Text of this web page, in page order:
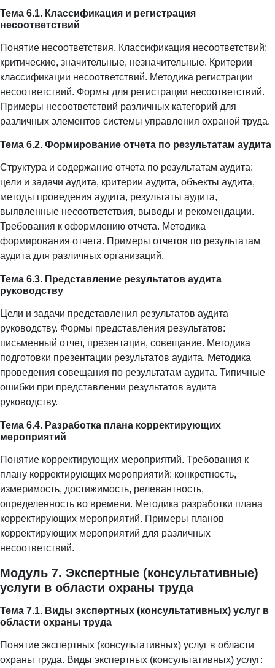
Тема 6.1. Классификация и регистрация
несоответствий
Понятие несоответствия. Классификация несоответствий:
критические, значительные, незначительные. Критерии
классификации несоответствий. Методика регистрации
несоответствий. Формы для регистрации несоответствий.
Примеры несоответствий различных категорий для
различных элементов системы управления охраной труда.
Тема 6.2. Формирование отчета по результатам аудита
Структура и содержание отчета по результатам аудита:
цели и задачи аудита, критерии аудита, объекты аудита,
методы проведения аудита, результаты аудита,
выявленные несоответствия, выводы и рекомендации.
Требования к оформлению отчета. Методика
формирования отчета. Примеры отчетов по результатам
аудита для различных организаций.
Тема 6.3. Представление результатов аудита
руководству
Цели и задачи представления результатов аудита
руководству. Формы представления результатов:
письменный отчет, презентация, совещание. Методика
подготовки презентации результатов аудита. Методика
проведения совещания по результатам аудита. Типичные
ошибки при представлении результатов аудита
руководству.
Тема 6.4. Разработка плана корректирующих
мероприятий
Понятие корректирующих мероприятий. Требования к
плану корректирующих мероприятий: конкретность,
измеримость, достижимость, релевантность,
определенность во времени. Методика разработки плана
корректирующих мероприятий. Примеры планов
корректирующих мероприятий для различных
несоответствий.
Модуль 7. Экспертные (консультативные)
услуги в области охраны труда
Тема 7.1. Виды экспертных (консультативных) услуг в
области охраны труда
Понятие экспертных (консультативных) услуг в области
охраны труда. Виды экспертных (консультативных) услуг: